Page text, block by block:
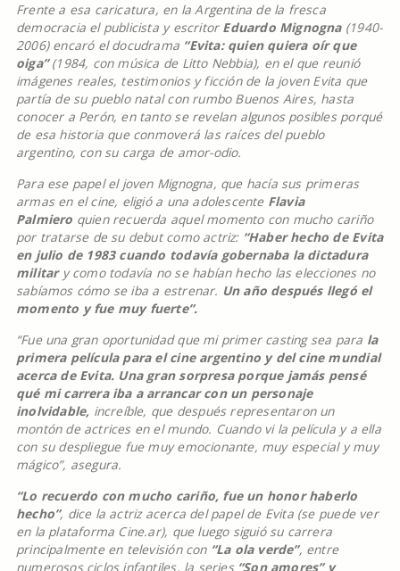
Frente a esa caricatura, en la Argentina de la fresca
democracia el publicista y escritor Eduardo Mignogna(1940-
2006) encaró el docudrama “Evita: quien quiera oír que
oiga”(1984, con música de Litto Nebbia), en el que reunió
imágenes reales, testimonios y ficción de la joven Evita que
partía de su pueblo natal con rumbo Buenos Aires, hasta
conocer a Perón, en tanto se revelan algunos posibles porqué
de esa historia que conmoverá las raíces del pueblo
argentino, con su carga de amor-odio.
Para ese papel el joven Mignogna, que hacía sus primeras
armas en el cine, eligió a una adolescente Flavia
Palmiero quien recuerda aquel momento con mucho cariño
por tratarse de su debut como actriz: “Haber hecho de Evita
en julio de 1983 cuando todavía gobernaba la dictadura
military como todavía no se habían hecho las elecciones no
sabíamos cómo se iba a estrenar. Un año después llegó el
momento y fue muy fuerte”.
“Fue una gran oportunidad que mi primer casting sea para la
primera película para el cine argentino y del cine mundial
acerca de Evita. Una gran sorpresa porque jamás pensé
qué mi carrera iba a arrancar con un personaje
inolvidable, increíble, que después representaron un
montón de actrices en el mundo. Cuando vi la película y a ella
con su despliegue fue muy emocionante, muy especial y muy
mágico”, asegura.
“Lo recuerdo con mucho cariño, fue un honor haberlo
hecho”, dice la actriz acerca del papel de Evita (se puede ver
en la plataforma Cine.ar), que luego siguió su carrera
principalmente en televisión con “La ola verde”, entre
numerosos ciclos infantiles, la series “Son amores” y